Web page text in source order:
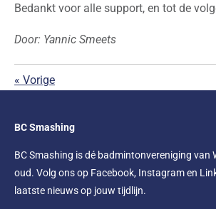
Bedankt voor alle support, en tot de
Door: Yannic Smeets
« Vorige
BC Smashing
BC Smashing is dé badmintonvereniging van
oud. Volg ons op Facebook, Instagram en
laatste nieuws op jouw tijdlijn.